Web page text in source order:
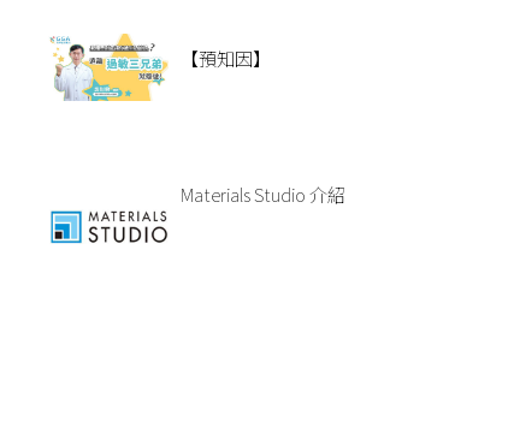
【預知因】
Materials Studio 介紹